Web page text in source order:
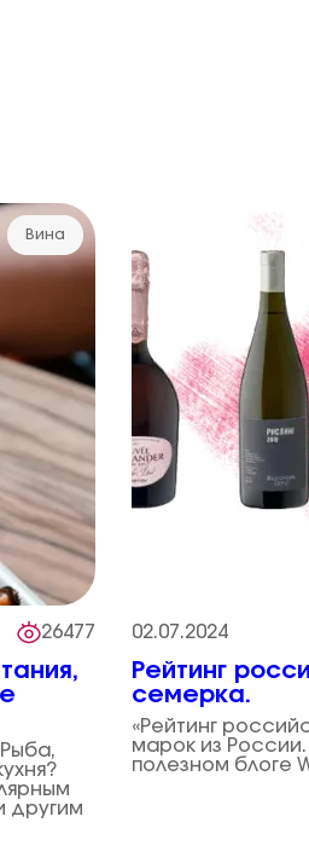
Вина
26477
другим
02.07.2024
Рейтинг
семерка.
«Рейтинг
марок из
полезном блоге